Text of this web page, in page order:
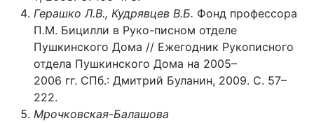
Герашко Л.В., Кудрявцев В.Б. Фонд профессора
П.М. Бицилли в Руко-писном отделе
Пушкинского Дома // Ежегодник Рукописного
отдела Пушкинского Дома на 2005–
2006 гг. СПб.: Дмитрий Буланин, 2009. С. 57–
222.
Мрочковская-Балашова